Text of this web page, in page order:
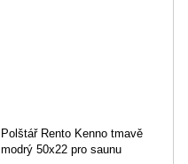
Polštář Rento Kenno tmavě
modrý 50x22 pro saunu